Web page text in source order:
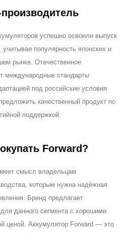
успешно освоили выпуск
учитывая популярность японских и
рынке. Отечественное
международные стандарты
под российские условия
качественный продукт по
поддержкой.
Forward?
смысл владельцам
которым нужна надёжная
Бренд предлагает
данного сегмента с хорошими
ценой. Аккумулятор Forward — это